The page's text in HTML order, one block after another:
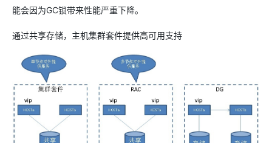
能会因为GC锁带来性能严重下降。
通过共享存储，主机集群套件提供高可用支持